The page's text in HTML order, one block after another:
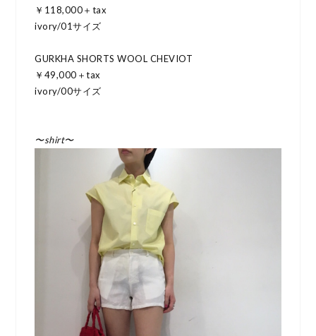
￥118,000＋tax
ivory/01サイズ
GURKHA SHORTS WOOL CHEVIOT
￥49,000＋tax
ivory/00サイズ
〜shirt〜